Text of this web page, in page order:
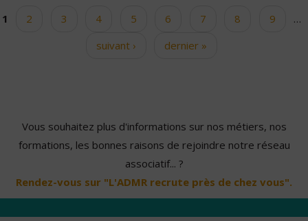
Pages
1 2 3 4 5 6 7 8 9
…
suivant ›
dernier »
Vous souhaitez plus d'informations sur nos métiers, nos
formations, les bonnes raisons de rejoindre notre réseau
associatif... ?
Rendez-vous sur "L'ADMR recrute près de chez vous".